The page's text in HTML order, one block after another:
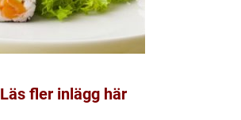
Läs fler inlägg här